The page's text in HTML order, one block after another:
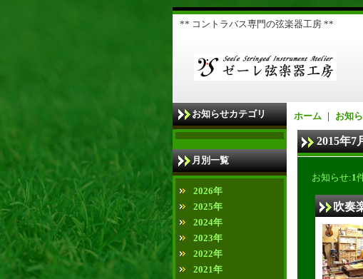
** コントラバス専門の弦楽器工房 **
お知らせカテゴリ
月別一覧
2026年
2025年
2024年
2023年
2022年
2021年
ホーム ｜ お知
2015年7
お知らせ:1
吹奏